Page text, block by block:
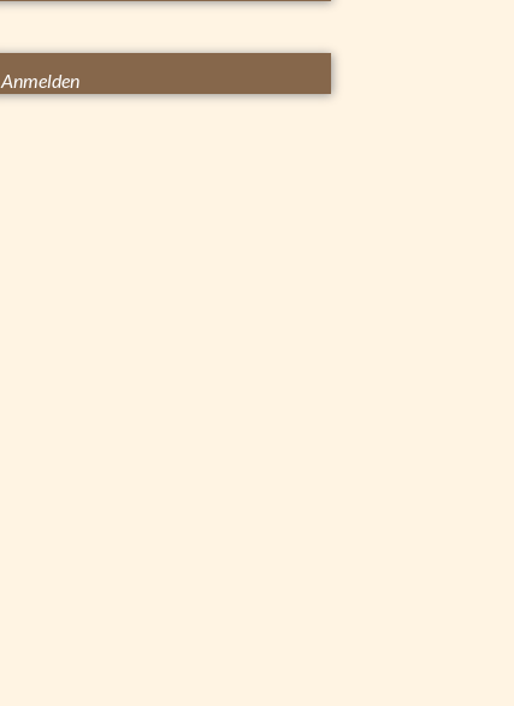
Anmelden